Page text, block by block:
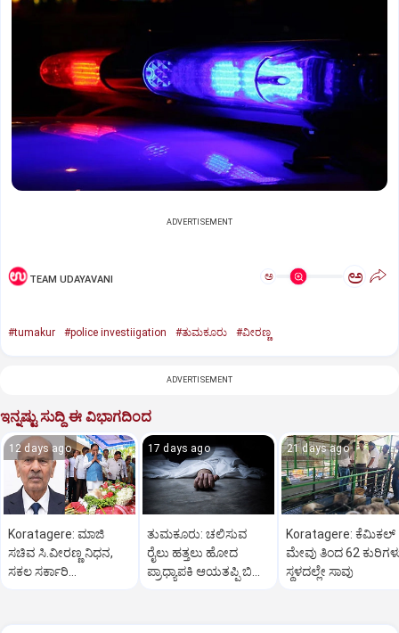
ADVERTISEMENT
TEAM UDAYAVANI ಅ ಅ
#tumakur #police investiigation #ತುಮಕೂರು #ವೀರಣ್ಣ
ADVERTISEMENT
ಇನ್ನಷ್ಟು ಸುದ್ದಿ ಈ ವಿಭಾಗದಿಂದ
12 days ago
Koratagere: ಮಾಜಿ
ಸಚಿವ ಸಿ.ವೀರಣ್ಣ ನಿಧನ,
ಸಕಲ ಸರ್ಕಾರಿ
17 days ago
ತುಮಕೂರು: ಚಲಿಸುವ
ರೈಲು ಹತ್ತಲು ಹೋದ
ಪ್ರಾಧ್ಯಾಪಕಿ ಆಯತಪ್ಪಿ ಬಿದ್ದು
21 days ago
Koratagere: ಕೆಮಿಕಲ್
ಮೇವು ತಿಂದ 62
ಸ್ಥಳದಲ್ಲೇ ಸಾವು